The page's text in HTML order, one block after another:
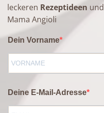
leckeren Rezeptideen und
Mama Angioli
Dein Vorname
Deine E-Mail-Adresse